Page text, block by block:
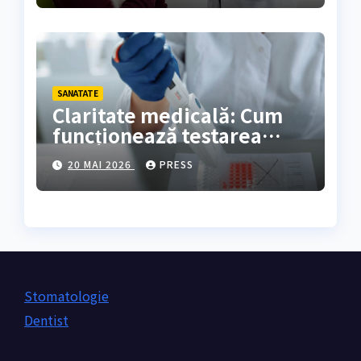
SANATATE
Claritate medicală: Cum
funcționează testarea
genetică și cine are
nevoie de ea?
20 MAI 2026 PRESS
Stomatologie
Dentist